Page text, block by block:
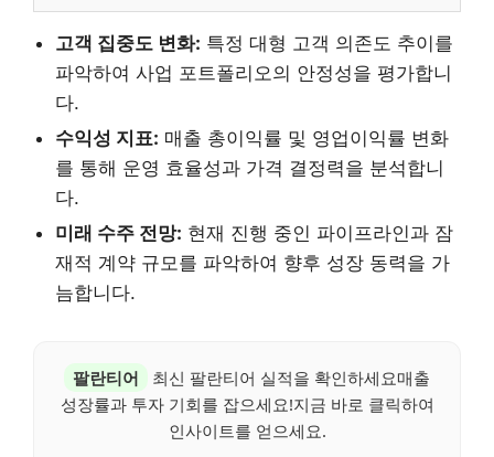
고객 집중도 변화: 특정 대형 고객 의존도 추이를
파악하여 사업 포트폴리오의 안정성을 평가합니
다.
수익성 지표: 매출 총이익률 및 영업이익률 변화
를 통해 운영 효율성과 가격 결정력을 분석합니
다.
미래 수주 전망: 현재 진행 중인 파이프라인과 잠
재적 계약 규모를 파악하여 향후 성장 동력을 가
늠합니다.
팔란티어
최신 팔란티어 실적을 확인하세요매출
성장률과 투자 기회를 잡으세요!지금 바로 클릭하여
인사이트를 얻으세요.